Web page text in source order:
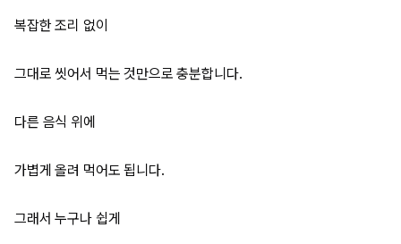
복잡한 조리 없이
그대로 씻어서 먹는 것만으로 충분합니다.
다른 음식 위에
가볍게 올려 먹어도 됩니다.
그래서 누구나 쉽게